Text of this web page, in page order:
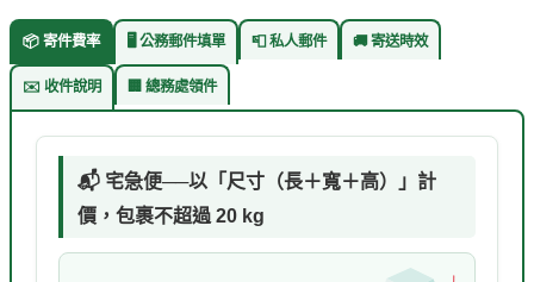
📦 寄件費率 🖥️ 公務郵件填單 📮 私人郵件 🚚 寄送時效
✉️ 收件說明 🏢 總務處領件
📬 宅急便──以「尺寸（長＋寬＋高）」計
價，包裹不超過 20 kg